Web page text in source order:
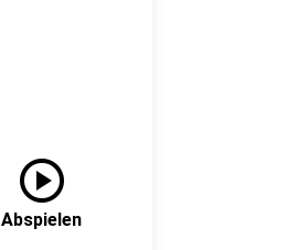
play_circle
Abspielen